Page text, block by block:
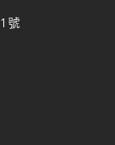
1 號